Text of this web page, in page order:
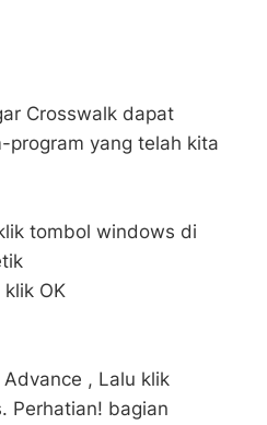
Crosswalk dapat
program yang telah kita
tombol windows di
klik OK
, Lalu klik
Perhatian! bagian